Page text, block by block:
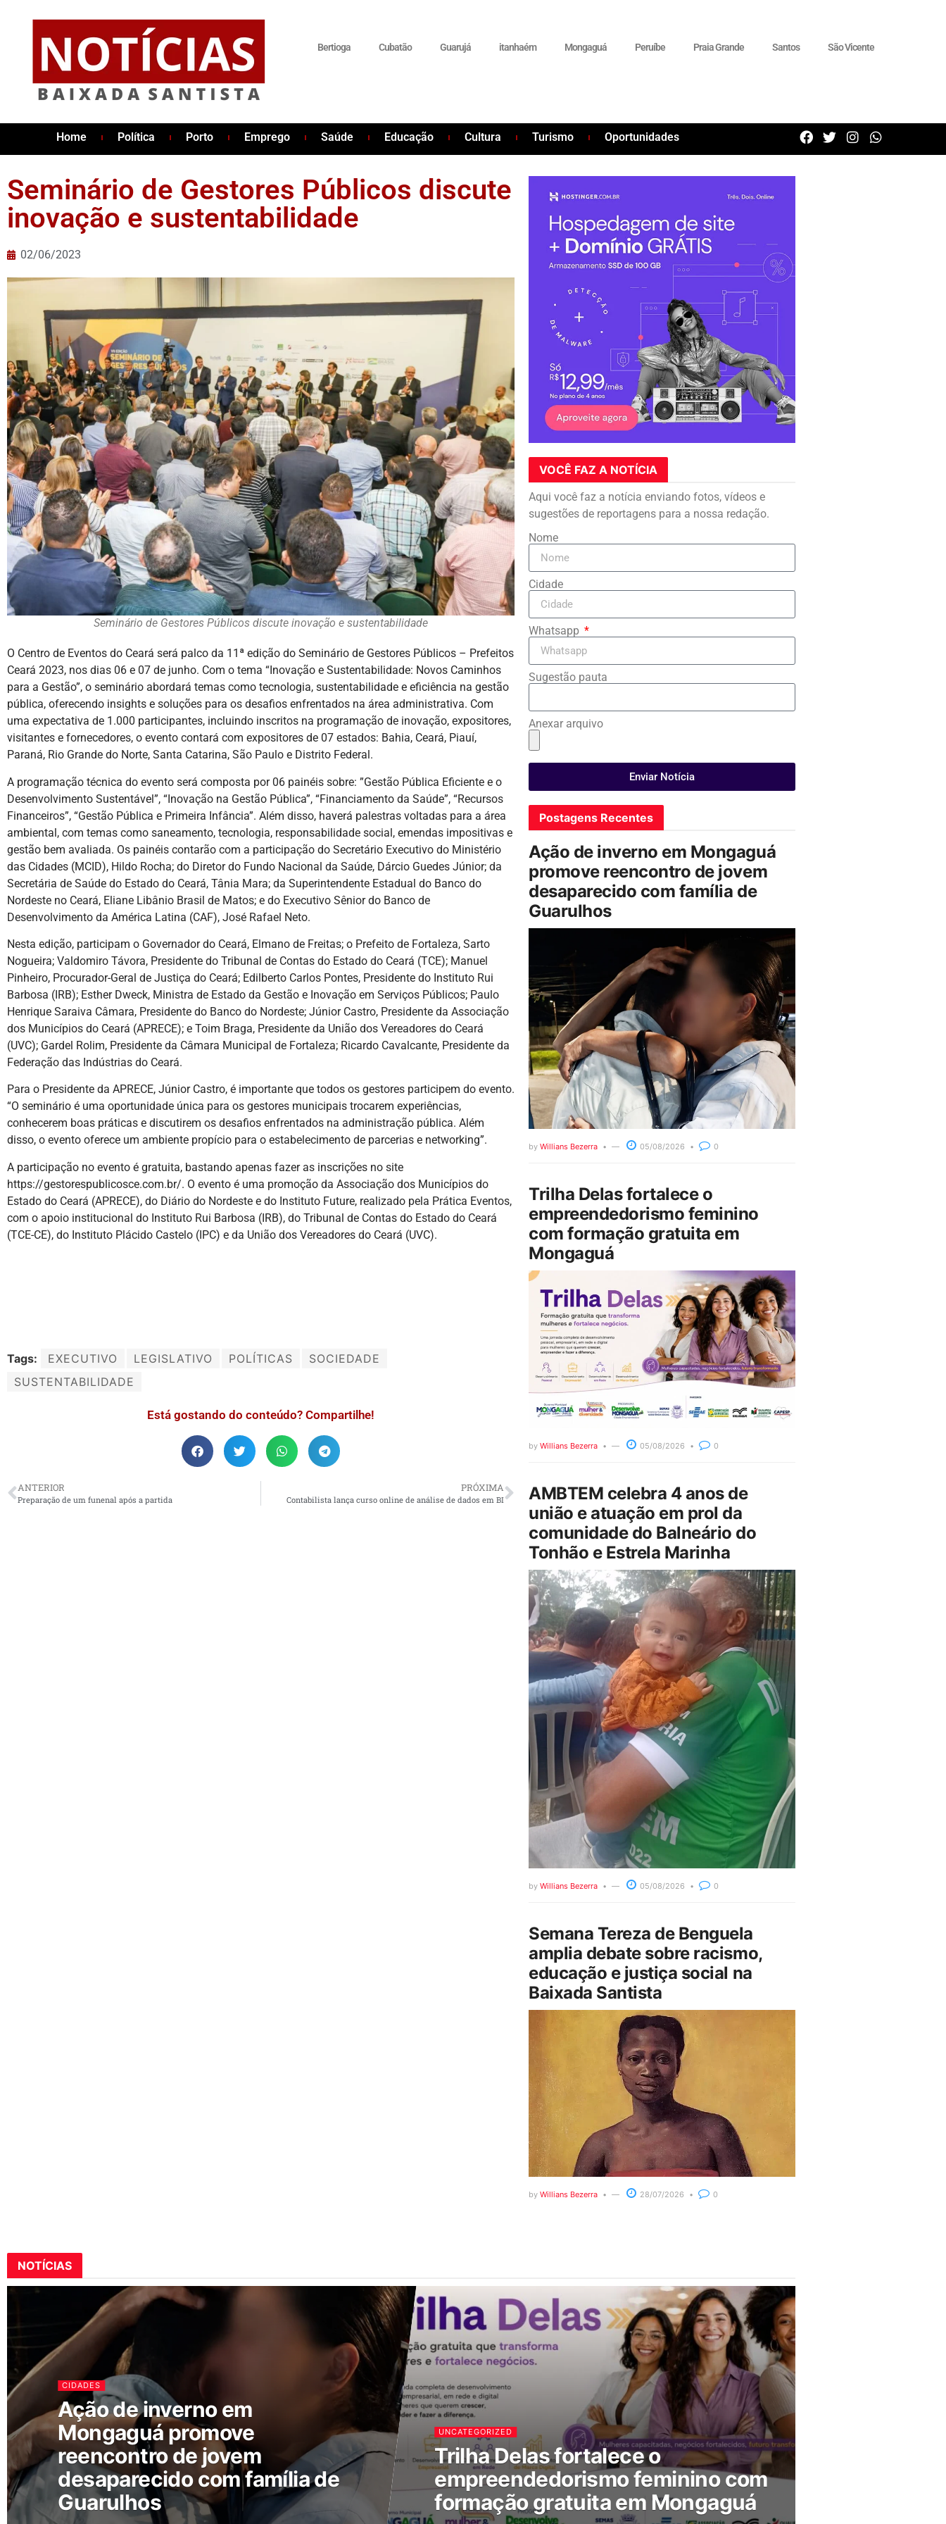
Bertioga Cubatão Guarujá itanhaém Mongaguá Peruíbe Praia Grande Santos São Vicente
Home Política Porto Emprego Saúde Educação Cultura Turismo Oportunidades
Seminário de Gestores Públicos discute
inovação e sustentabilidade
02/06/2023
Seminário de Gestores Públicos discute inovação e sustentabilidade
O Centro de Eventos do Ceará será palco da 11ª edição do Seminário de Gestores Públicos – Prefeitos
Ceará 2023, nos dias 06 e 07 de junho. Com o tema “Inovação e Sustentabilidade: Novos Caminhos
para a Gestão”, o seminário abordará temas como tecnologia, sustentabilidade e eficiência na gestão
pública, oferecendo insights e soluções para os desafios enfrentados na área administrativa. Com
uma expectativa de 1.000 participantes, incluindo inscritos na programação de inovação, expositores,
visitantes e fornecedores, o evento contará com expositores de 07 estados: Bahia, Ceará, Piauí,
Paraná, Rio Grande do Norte, Santa Catarina, São Paulo e Distrito Federal.
A programação técnica do evento será composta por 06 painéis sobre: ​​”Gestão Pública Eficiente e o
Desenvolvimento Sustentável”, “Inovação na Gestão Pública”, “Financiamento da Saúde”, “Recursos
Financeiros”, “Gestão Pública e Primeira Infância”. Além disso, haverá palestras voltadas para a área
ambiental, com temas como saneamento, tecnologia, responsabilidade social, emendas impositivas e
gestão bem avaliada. Os painéis contarão com a participação do Secretário Executivo do Ministério
das Cidades (MCID), Hildo Rocha; do Diretor do Fundo Nacional da Saúde, Dárcio Guedes Júnior; da
Secretária de Saúde do Estado do Ceará, Tânia Mara; da Superintendente Estadual do Banco do
Nordeste no Ceará, Eliane Libânio Brasil de Matos; e do Executivo Sênior do Banco de
Desenvolvimento da América Latina (CAF), José Rafael Neto.
Nesta edição, participam o Governador do Ceará, Elmano de Freitas; o Prefeito de Fortaleza, Sarto
Nogueira; Valdomiro Távora, Presidente do Tribunal de Contas do Estado do Ceará (TCE); Manuel
Pinheiro, Procurador-Geral de Justiça do Ceará; Edilberto Carlos Pontes, Presidente do Instituto Rui
Barbosa (IRB); Esther Dweck, Ministra de Estado da Gestão e Inovação em Serviços Públicos; Paulo
Henrique Saraiva Câmara, Presidente do Banco do Nordeste; Júnior Castro, Presidente da Associação
dos Municípios do Ceará (APRECE); e Toim Braga, Presidente da União dos Vereadores do Ceará
(UVC); Gardel Rolim, Presidente da Câmara Municipal de Fortaleza; Ricardo Cavalcante, Presidente da
Federação das Indústrias do Ceará.
Para o Presidente da APRECE, Júnior Castro, é importante que todos os gestores participem do evento.
“O seminário é uma oportunidade única para os gestores municipais trocarem experiências,
conhecerem boas práticas e discutirem os desafios enfrentados na administração pública. Além
disso, o evento oferece um ambiente propício para o estabelecimento de parcerias e networking”.
A participação no evento é gratuita, bastando apenas fazer as inscrições no site
https://gestorespublicosce.com.br/. O evento é uma promoção da Associação dos Municípios do
Estado do Ceará (APRECE), do Diário do Nordeste e do Instituto Future, realizado pela Prática Eventos,
com o apoio institucional do Instituto Rui Barbosa (IRB), do Tribunal de Contas do Estado do Ceará
(TCE-CE), do Instituto Plácido Castelo (IPC) e da União dos Vereadores do Ceará (UVC).
Tags: EXECUTIVO LEGISLATIVO POLÍTICAS
SOCIEDADE
SUSTENTABILIDADE
Está gostando do conteúdo? Compartilhe!
ANTERIOR
Preparação de um funenal após a partida
PRÓXIMA
Contabilista lança curso online de análise de dados em BI
VOCÊ FAZ A NOTÍCIA
Aqui você faz a notícia enviando fotos, vídeos e
sugestões de reportagens para a nossa redação.
Nome
Cidade
Whatsapp
Sugestão pauta
Anexar arquivo
Enviar Notícia
Postagens Recentes
Ação de inverno em Mongaguá
promove reencontro de jovem
desaparecido com família de
Guarulhos
by Willians Bezerra 05/08/2026 0
Trilha Delas fortalece o
empreendedorismo feminino
com formação gratuita em
Mongaguá
by Willians Bezerra 05/08/2026 0
AMBTEM celebra 4 anos de
união e atuação em prol da
comunidade do Balneário do
Tonhão e Estrela Marinha
by Willians Bezerra 05/08/2026 0
Semana Tereza de Benguela
amplia debate sobre racismo,
educação e justiça social na
Baixada Santista
by Willians Bezerra 28/07/2026 0
NOTÍCIAS
CIDADES
Ação de inverno em
Mongaguá promove
reencontro de jovem
desaparecido com família de
Guarulhos
UNCATEGORIZED
Trilha Delas fortalece o
empreendedorismo feminino com
formação gratuita em Mongaguá